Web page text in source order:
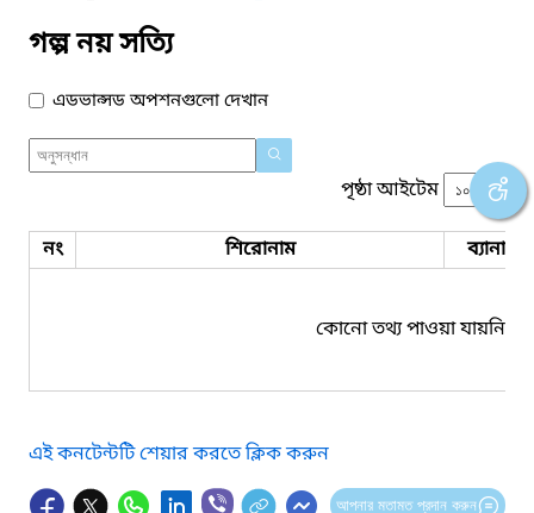
গল্প নয় সত্যি
এডভান্সড অপশনগুলো দেখান
পৃষ্ঠা আইটেম
নং শিরোনাম ব্যানার
কোনো তথ্য পাওয়া যায়নি।
এই কনটেন্টটি শেয়ার করতে ক্লিক করুন
আপনার মতামত প্রদান করুন